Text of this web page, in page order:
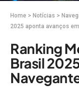
Home > Notícias >
2025 aponta avanços
Ranking
Brasil